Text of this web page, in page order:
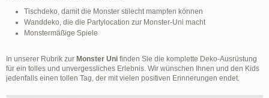
Tischdeko, damit die Monster stilecht mampfen können
Wanddeko, die die Partylocation zur Monster-Uni macht
Monstermäßige Spiele
In unserer Rubrik zur Monster Uni finden Sie die komplette Deko-Ausrüstung
für ein tolles und unvergessliches Erlebnis. Wir wünschen Ihnen und den Kids
jedenfalls einen tollen Tag, der mit vielen positiven Erinnerungen endet.